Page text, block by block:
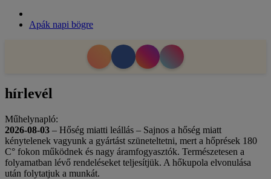
Apák napi bögre
hírlevél
Műhelynapló:
2026-08-03 – Hőség miatti leállás – Sajnos a hőség miatt
kénytelenek vagyunk a gyártást szüneteltetni, mert a hőprések 180
C° fokon működnek és nagy áramfogyasztók. Természetesen a
folyamatban lévő rendeléseket teljesítjük. A hőkupola elvonulása
után folytatjuk a munkát.